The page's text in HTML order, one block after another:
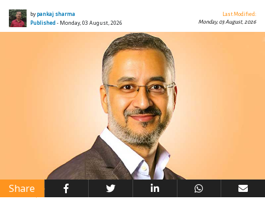
bypankaj sharma
Published- Monday, 03 August, 2026
Last Modified:
Monday, 03 August, 2026
Share